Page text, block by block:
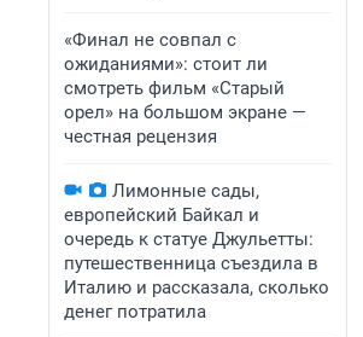
«Финал не совпал с
ожиданиями»: стоит ли
смотреть фильм «Старый
орел» на большом экране —
честная рецензия
Лимонные сады,
европейский Байкал и
очередь к статуе Джульетты:
путешественница съездила в
Италию и рассказала, сколько
денег потратила